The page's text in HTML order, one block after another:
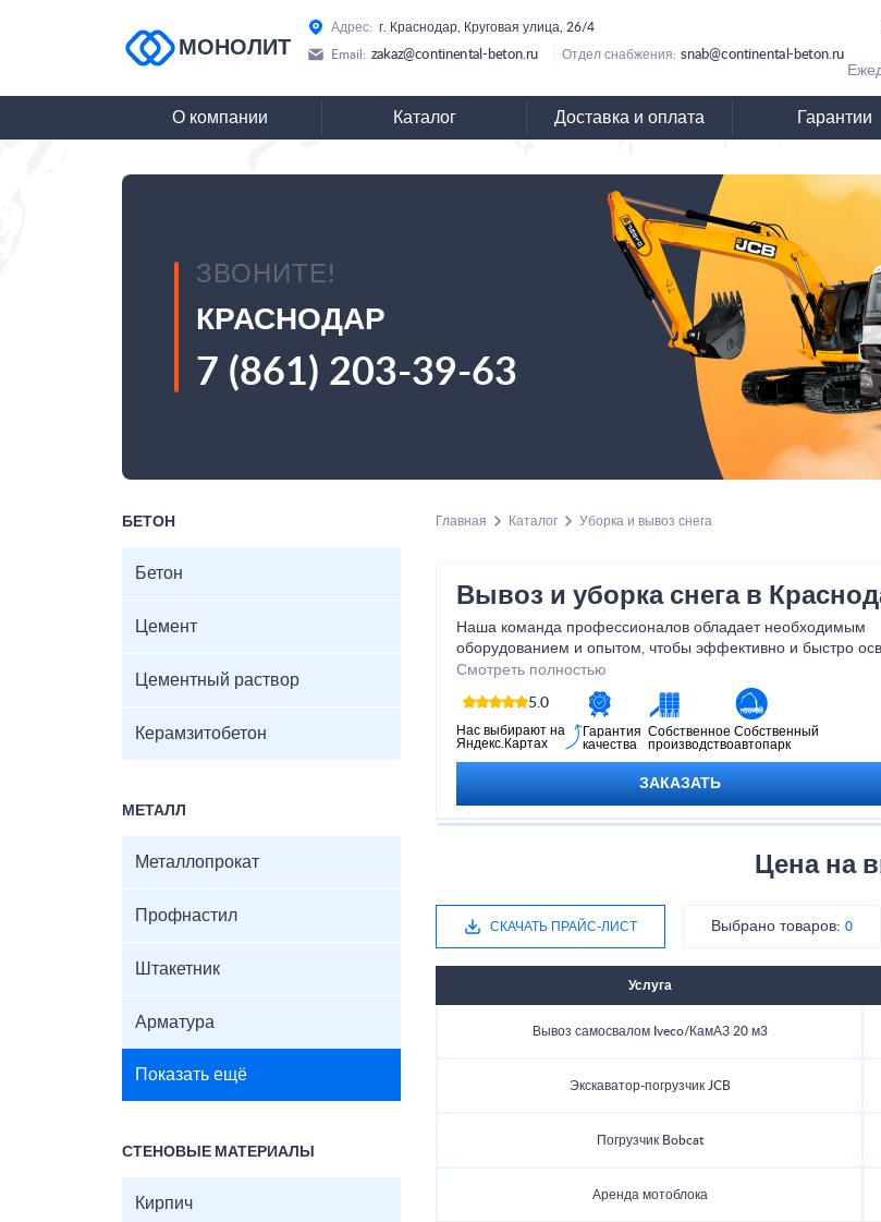
МОНОЛИТ
Адрес: г. Краснодар, Круговая улица, 26/4
Email: zakaz@continental-beton.ru Отдел снабжения: snab@continental-beton.ru
О компании Каталог Доставка и оплата Гарантии
ЗВОНИТЕ!
КРАСНОДАР
7 (861) 203-39-63
БЕТОН
Бетон
Цемент
Цементный раствор
Керамзитобетон
МЕТАЛЛ
Металлопрокат
Профнастил
Штакетник
Арматура
Показать ещё
СТЕНОВЫЕ МАТЕРИАЛЫ
Кирпич
Главная Каталог Уборка и вывоз снега
Вывоз и уборка снега в
Наша команда профессионалов обладает необходимым
оборудованием и опытом, чтобы эффективно и быстро
вашу территорию от снега. Независимо от размера
взяться за нее и выполнить ее качественно. Обратившись
можете быть уверены, что ваша территория будет
ухоженной в любую погоду.
Смотреть полностью
5.0
Нас выбирают на
Яндекс.Картах
Гарантия
качества
Собственное
производство
Собственный
автопарк
ЗАКАЗАТЬ
Цена на
СКАЧАТЬ ПРАЙС-ЛИСТ Выбрано товаров: 0
Услуга
Вывоз самосвалом Iveco/КамАЗ 20 м3
Экскаватор-погрузчик JCB
Погрузчик Bobcat
Аренда мотоблока